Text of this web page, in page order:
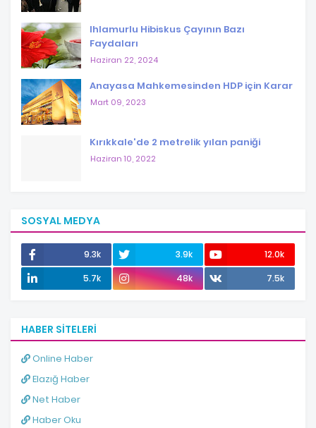
Ihlamurlu Hibiskus Çayının Bazı
Faydaları
Haziran 22, 2024
Anayasa Mahkemesinden HDP için Karar
Mart 09, 2023
Kırıkkale'de 2 metrelik yılan paniği
Haziran 10, 2022
SOSYAL MEDYA
9.3k 3.9k
12.0k
5.7k
48k 7.5k
HABER SITELERI
Online Haber
Elazığ Haber
Net Haber
Haber Oku